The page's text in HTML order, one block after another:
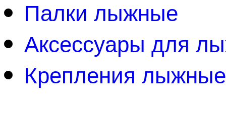
Палки лыжные
Аксессуары для
Крепления лыжные